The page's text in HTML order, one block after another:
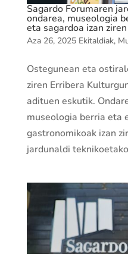
Sagardo Forumaren
ondarea, museologia
eta sagardoa izan
Aza 26, 2025 Ekitaldiak,
Ostegunean eta
ziren Erribera
adituen eskutik.
museologia berria eta
gastronomikoak izan
jardunaldi